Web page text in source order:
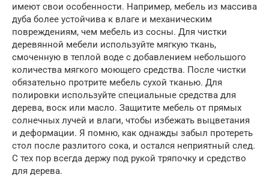
имеют свои особенности. Например, мебель из массива
дуба более устойчива к влаге и механическим
повреждениям, чем мебель из сосны. Для чистки
деревянной мебели используйте мягкую ткань,
смоченную в теплой воде с добавлением небольшого
количества мягкого моющего средства. После чистки
обязательно протрите мебель сухой тканью. Для
полировки используйте специальные средства для
дерева, воск или масло. Защитите мебель от прямых
солнечных лучей и влаги, чтобы избежать выцветания
и деформации. Я помню, как однажды забыл протереть
стол после разлитого сока, и остался неприятный след.
С тех пор всегда держу под рукой тряпочку и средство
для дерева.